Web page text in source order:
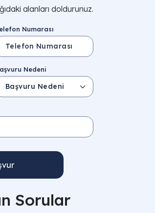
alanları doldurunuz.
Numarası
Nedeni
Sorular